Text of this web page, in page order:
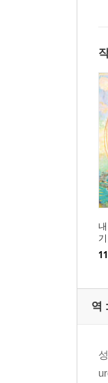
오싹
4부
첫째
셋에
평범
둘째
셋째
넷째기
역 :